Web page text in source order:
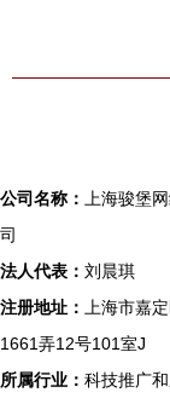
公司名称：
上海骏堡
司
法人代表： 刘晨琪
注册地址：
上海市嘉
1661弄12号101室J
所属行业： 科技推广